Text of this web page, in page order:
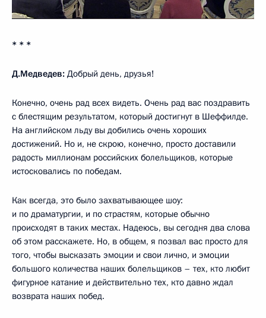
* * *
Д.Медведев: Добрый день, друзья!
Конечно, очень рад всех видеть. Очень рад вас поздравить
с блестящим результатом, который достигнут в Шеффилде.
На английском льду вы добились очень хороших
достижений. Но и, не скрою, конечно, просто доставили
радость миллионам российских болельщиков, которые
истосковались по победам.
Как всегда, это было захватывающее шоу:
и по драматургии, и по страстям, которые обычно
происходят в таких местах. Надеюсь, вы сегодня два слова
об этом расскажете. Но, в общем, я позвал вас просто для
того, чтобы высказать эмоции и свои лично, и эмоции
большого количества наших болельщиков – тех, кто любит
фигурное катание и действительно тех, кто давно ждал
возврата наших побед.